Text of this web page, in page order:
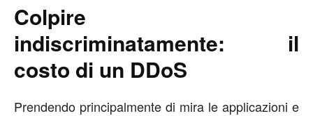
Colpire
indiscriminatamente: il
costo di un DDoS
Prendendo principalmente di mira le applicazioni e